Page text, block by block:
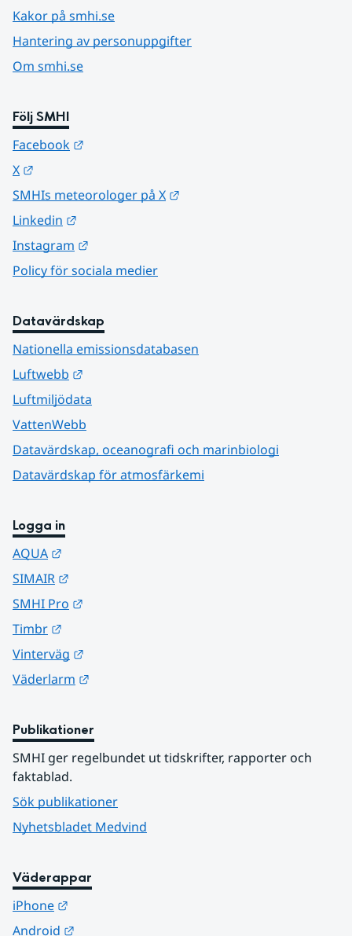
Kakor på smhi.se
Hantering av personuppgifter
Om smhi.se
Följ SMHI
Facebook
X
SMHIs meteorologer på X
Linkedin
Instagram
Policy för sociala medier
Datavärdskap
Nationella emissionsdatabasen
Luftwebb
Luftmiljödata
VattenWebb
Datavärdskap, oceanografi och marinbiologi
Datavärdskap för atmosfärkemi
Logga in
AQUA
SIMAIR
SMHI Pro
Timbr
Vinterväg
Väderlarm
Publikationer
SMHI ger regelbundet ut tidskrifter, rapporter och
faktablad.
Sök publikationer
Nyhetsbladet Medvind
Väderappar
iPhone
Android